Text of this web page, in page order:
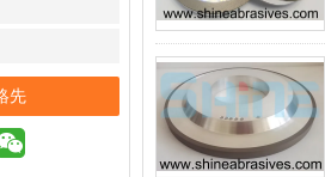
先